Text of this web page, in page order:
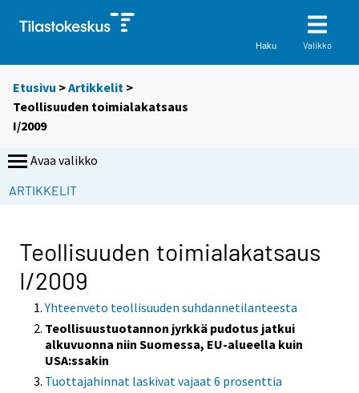
Haku Valikko
Etusivu >Artikkelit >
Teollisuuden toimialakatsaus
I/2009
Avaa valikko
ARTIKKELIT
Teollisuuden toimialakatsaus
I/2009
Yhteenveto teollisuuden suhdannetilanteesta
Teollisuustuotannon jyrkkä pudotus jatkui
alkuvuonna niin Suomessa, EU-alueella kuin
USA:ssakin
Tuottajahinnat laskivat vajaat 6 prosenttia